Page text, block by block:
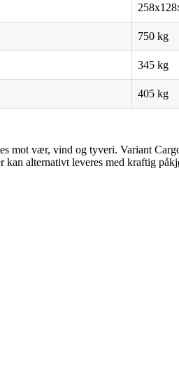
750 kg
345 kg
405 kg
mot vær, vind og tyveri. Variant
alternativt leveres med kraftig